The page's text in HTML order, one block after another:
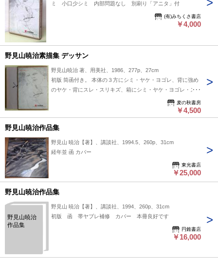
ミ 小口少シミ 内部問題なし 別刷り「アニタ」付
(有)みちくさ書店
￥4,000
野見山暁治素描集 デッサン
野見山暁治 著、用美社、1986、277p、27cm
初版 筒函付き。 本体の３方にシミ・ヤケ・ヨゴレ、背に強め
のヤケ・背にスレ・スリキズ、箱にシミ・ヤケ・ヨゴレ・ス
レ・折れ、箱の差し込み口にスレ・イタミがあります。 野見
麦の秋書房
￥4,500
野見山暁治作品集
野見山 暁治【著】、講談社、1994.5、260p、31cm
経年並 函 カバー
東光書店
￥25,000
野見山暁治作品集
野見山暁治
作品集
野見山 暁治【著】、講談社、1994、260p、31cm
初版 函 帯ヤブレ補修 カバー 本冊良好です
円錐書店
￥16,000